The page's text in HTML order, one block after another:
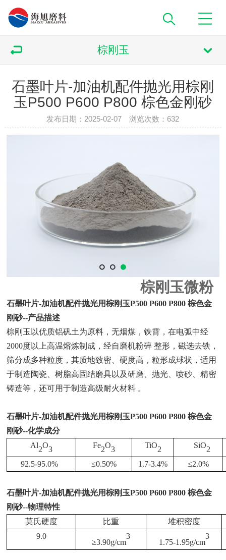
棕刚玉
石墨叶片-加油机配件抛光用棕刚
玉P500 P600 P800 棕色金刚砂
发布日期：2025-02-07 浏览次数： 632
棕刚玉微粉
石墨叶片-加油机配件抛光用棕刚玉P500 P600 P800 棕色金
刚砂--产品描述
棕刚玉以优质铝矾土为原料，无烟煤，铁霄，在电弧中经
2000度以上高温熔炼制成，经自磨机粉碎 整形，磁选去铁，
筛分成多种粒度，其质地致密、硬度高，粒形成球状，适用
于制造陶瓷、树脂高固结磨具以及研磨、抛光、喷砂、精密
铸造等，还可用于制造高级耐火材料 。
石墨叶片-加油机配件抛光用棕刚玉P500 P600 P800 棕色金
刚砂--化学成分
Al2O3 Fe2O3 TiO2 SiO2
92.5-95.0%
≤0.50% 1.7-3.4% ≤2.0%
石墨叶片-加油机配件抛光用棕刚玉P500 P600 P800 棕色金
刚砂--物理特性
莫氏硬度
比重
堆积密度
9.0
≥3.90g/cm
3
1.75-1.95g/cm
3